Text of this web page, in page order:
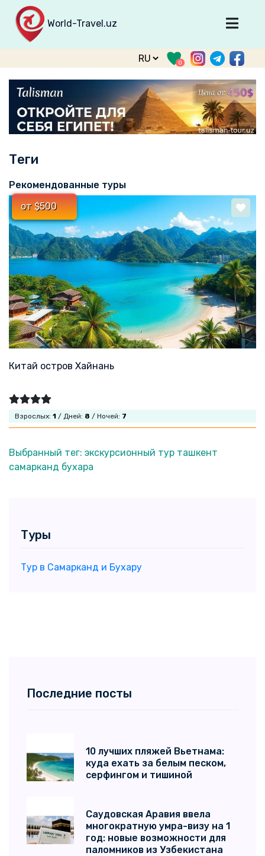
World-Travel.uz
Главная
Направления
Туры
Тур. фирмы
Войти
Зарегистрироваться
support@world-travel.uz
0
Теги
Рекомендованные туры
от $500
Китай остров Хайнань
Взрослых: 1 / Дней: 8 / Ночей: 7
Выбранный тег: экскурсионный тур ташкент
самарканд бухара
Туры
Тур в Самарканд и Бухару
Последние посты
10 лучших пляжей Вьетнама:
куда ехать за белым песком,
серфингом и тишиной
Саудовская Аравия ввела
многократную умра-визу на 1
год: новые возможности для
паломников из Узбекистана